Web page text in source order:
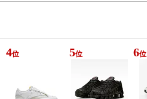
4位 5位 6位